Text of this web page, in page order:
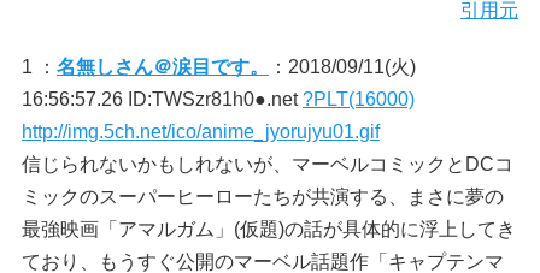
引用元
1 ： 名無しさん＠涙目です。
：2018/09/11(火)
16:56:57.26 ID:TWSzr81h0●.net?PLT(16000)
http://img.5ch.net/ico/anime_jyorujyu01.gif
信じられないかもしれないが、マーベルコミックとDCコ
ミックのスーパーヒーローたちが共演する、まさに夢の
最強映画「アマルガム」(仮題)の話が具体的に浮上してき
ており、もうすぐ公開のマーベル話題作「キャプテンマ